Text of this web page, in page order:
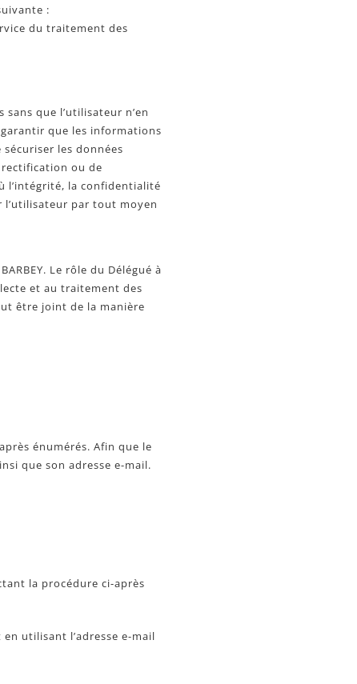
:
du traitement des
que l’utilisateur n’en
que les informations
les données
rectification ou de
l’intégrité, la confidentialité
l’utilisateur par tout moyen
Le rôle du Délégué à
et au traitement des
être joint de la manière
énumérés. Afin que le
que son adresse e-mail.
la procédure ci-après
utilisant l’adresse e-mail